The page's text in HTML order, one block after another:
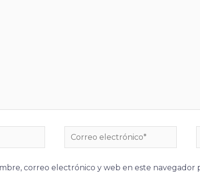
Correo
electrónico*
correo electrónico y web en este navegador